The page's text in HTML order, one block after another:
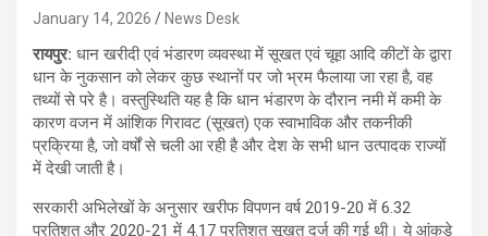
January 14, 2026 News Desk
रायपुर: धान खरीदी एवं भंडारण व्यवस्था में सूखत एवं चूहा आदि कीटों के द्वारा
धान के नुकसान को लेकर कुछ स्थानों पर जो भ्रम फैलाया जा रहा है, वह
तथ्यों से परे है। वस्तुस्थिति यह है कि धान भंडारण के दौरान नमी में कमी के
कारण वजन में आंशिक गिरावट (सूखत) एक स्वाभाविक और तकनीकी
प्रक्रिया है, जो वर्षों से चली आ रही है और देश के सभी धान उत्पादक राज्यों
में देखी जाती है।
सरकारी अभिलेखों के अनुसार खरीफ विपणन वर्ष 2019-20 में 6.32
प्रतिशत और 2020-21 में 4.17 प्रतिशत सूखत दर्ज की गई थी। ये आंकड़े